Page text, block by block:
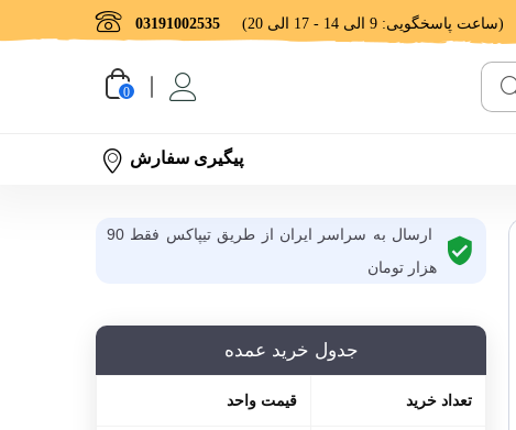
03191002535 (ساعت پاسخگویی: 9 الی 14 - 17 الی 20)
0
پیگیری سفارش
ارسال به سراسر ایران از طریق تیپاکس فقط 90
هزار تومان
جدول خرید عمده
تعداد خرید قیمت واحد